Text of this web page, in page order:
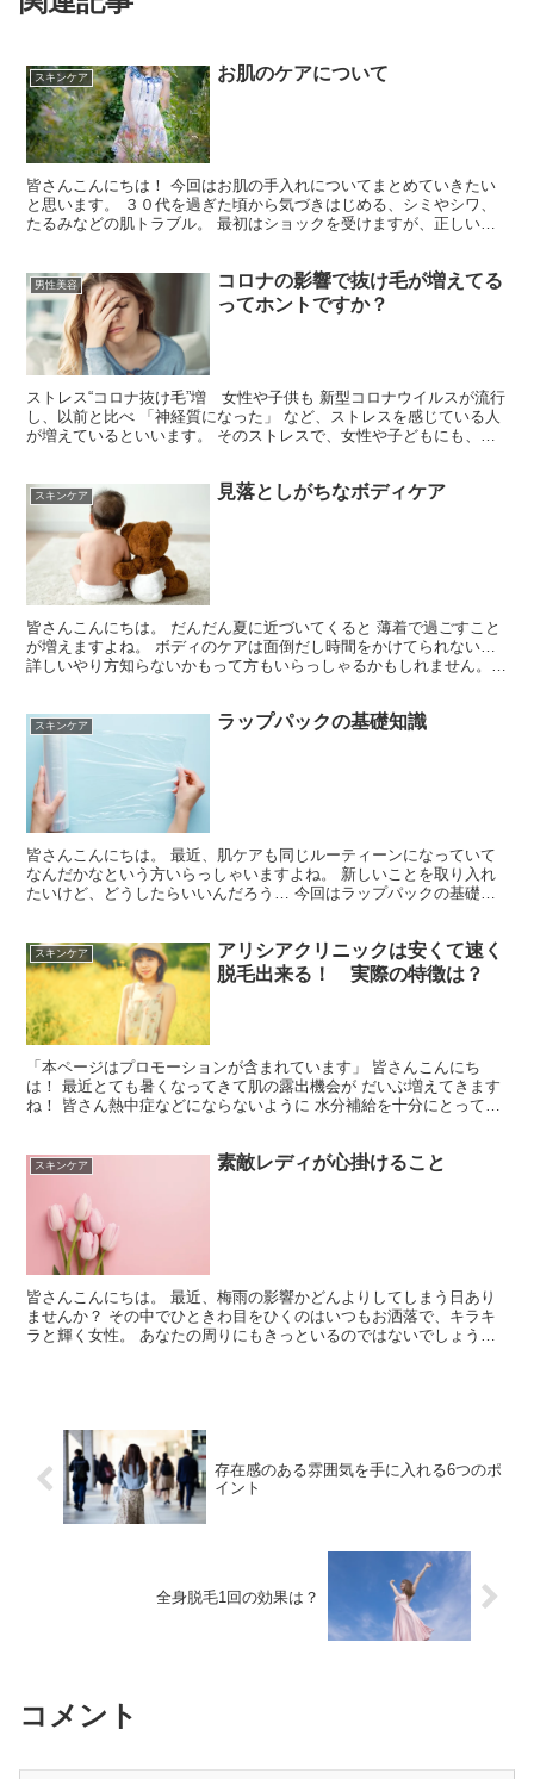
スキンケア お肌のケアについて
皆さんこんにちは！ 今回はお肌の手入れについてまとめていきたい
と思います。 ３０代を過ぎた頃から気づきはじめる、シミやシワ、
たるみなどの肌トラブル。 最初はショックを受けますが、正しいお
男性美容
コロナの影響で抜け毛が増えてる
ってホントですか？
ストレス“コロナ抜け毛”増 女性や子供も 新型コロナウイルスが流行
し、以前と比べ 「神経質になった」 など、ストレスを感じている人
が増えているといいます。 そのストレスで、女性や子どもにも、髪
スキンケア 見落としがちなボディケア
皆さんこんにちは。 だんだん夏に近づいてくると 薄着で過ごすこと
が増えますよね。 ボディのケアは面倒だし時間をかけてられない…
詳しいやり方知らないかもって方もいらっしゃるかもしれません。
スキンケア ラップパックの基礎知識
皆さんこんにちは。 最近、肌ケアも同じルーティーンになっていて
なんだかなという方いらっしゃいますよね。 新しいことを取り入れ
たいけど、どうしたらいいんだろう… 今回はラップパックの基礎知
スキンケア
アリシアクリニックは安くて速く
脱毛出来る！ 実際の特徴は？
「本ページはプロモーションが含まれています」 皆さんこんにち
は！ 最近とても暑くなってきて肌の露出機会が だいぶ増えてきます
ね！ 皆さん熱中症などにならないように 水分補給を十分にとってく
スキンケア 素敵レディが心掛けること
皆さんこんにちは。 最近、梅雨の影響かどんよりしてしまう日あり
ませんか？ その中でひときわ目をひくのはいつもお洒落で、キラキ
ラと輝く女性。 あなたの周りにもきっといるのではないでしょう
存在感のある雰囲気を手に入れる6つのポ
イント
全身脱毛1回の効果は？
コメント